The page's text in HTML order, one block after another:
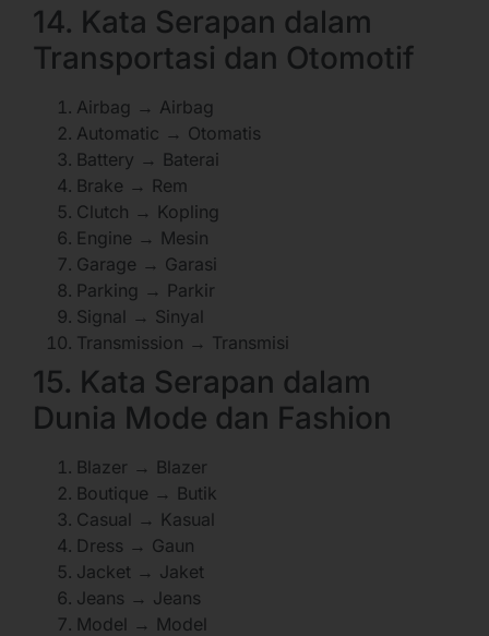
14. Kata Serapan dalam
Transportasi dan Otomotif
Airbag → Airbag
Automatic → Otomatis
Battery → Baterai
Brake → Rem
Clutch → Kopling
Engine → Mesin
Garage → Garasi
Parking → Parkir
Signal → Sinyal
Transmission → Transmisi
15. Kata Serapan dalam
Dunia Mode dan Fashion
Blazer → Blazer
Boutique → Butik
Casual → Kasual
Dress → Gaun
Jacket → Jaket
Jeans → Jeans
Model → Model